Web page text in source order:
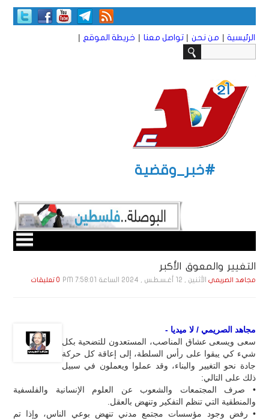
الرئيسية | من نحن | تواصل معنا | خريطة الموقع |
#خبر_وقضية
التغيير والمعوق الأكبر
مجاهد الصريمي الأثنين , 12 أغـسـطـس , 2024 الساعة 7:58:01 PM 0 تعليقات
مجاهد الصريمي / لا ميديا -
سعى ويسعى عشاق المناصب، المستعدون للتضحية بكل
شيء كي يبقوا على رأس السلطة، إلى إعاقة كل حركة
جادة نحو التغيير والبناء، وقد عملوا ويعملون في سبيل
ذلك على التالي:
• صرف المجتمعات والشعوب عن العلوم الإنسانية والفلسفية
والمنطقية التي تنظم التفكير وتنهض بالعقل.
• رفض وجود مؤسسات مجتمع مدني تنهض بوعي الناس، وإذا تم